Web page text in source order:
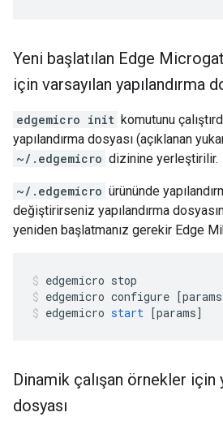
Yeni başlatılan Edge
için varsayılan yapılandırma
edgemicro init komutunu
yapılandırma dosyası (açıklanan
~/.edgemicro dizinine yerleştirilir.
~/.edgemicro ürününde
değiştirirseniz yapılandırma
yeniden başlatmanız gerekir Edge
edgemicro stop
edgemicro configure [params
edgemicro start [params]
Dinamik çalışan örnekler için
dosyası